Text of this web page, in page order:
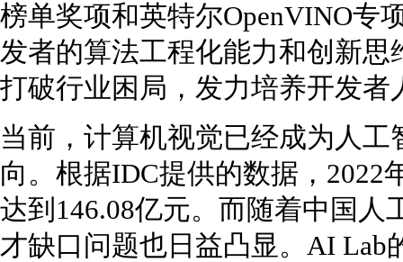
榜单奖项和英特尔OpenVINO专
发者的算法工程化能力和创新思
打破行业困局，发力培养开发者
当前，计算机视觉已经成为人
向。根据IDC提供的数据，2022
达到146.08亿元。而随着中国
才缺口问题也日益凸显。AI Lab